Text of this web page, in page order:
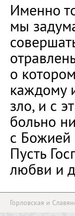
Именно
мы
о
каждому
зло, и с
больно
с Божией
Пусть
любви и
Горловская и